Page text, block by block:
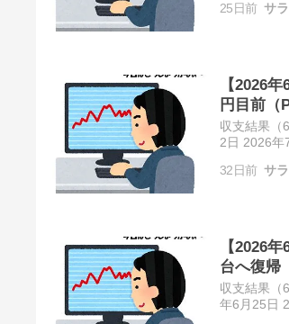
25日前 サ
【2026
円目前（
収支結果（
2日 2026年
32日前 サ
【2026
台へ復帰
収支結果（
年6月25日